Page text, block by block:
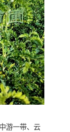
游一带、云